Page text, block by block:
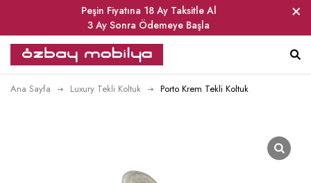
Peşin Fiyatına 18 Ay Taksitle Al
3 Ay Sonra Ödemeye Başla
Ana Sayfa Luxury Tekli Koltuk Porto Krem Tekli Koltuk